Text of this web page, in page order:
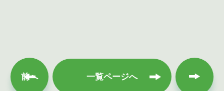
前へ 一覧ページへ
次へ